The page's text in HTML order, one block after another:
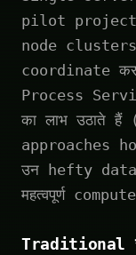
pilot
node
coordinate
Process
का लाभ उठाते
approaches
उन hefty data
महत्वपूर्ण
Traditional से